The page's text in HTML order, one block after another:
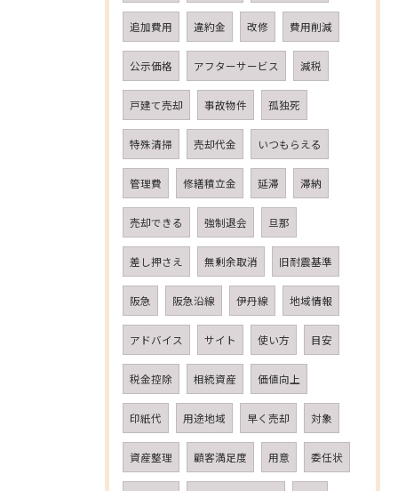
追加費用 違約金 改修 費用削減
公示価格 アフターサービス 減税
戸建て売却 事故物件 孤独死
特殊清掃 売却代金 いつもらえる
管理費 修繕積立金 延滞 滞納
売却できる 強制退会 旦那
差し押さえ 無剰余取消 旧耐震基準
阪急 阪急沿線 伊丹線 地域情報
アドバイス サイト 使い方 目安
税金控除 相続資産 価値向上
印紙代 用途地域 早く売却 対象
資産整理 顧客満足度 用意 委任状